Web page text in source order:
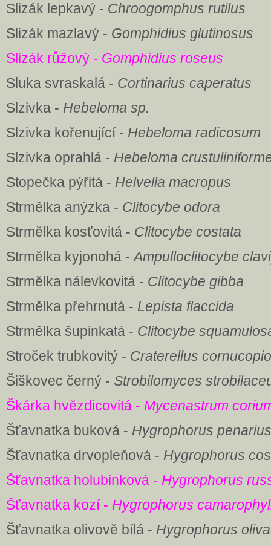
Slizák lepkavý - Chroogomphus rutilus
Slizák mazlavý - Gomphidius glutinosus
Slizák růžový - Gomphidius roseus
Sluka svraskalá - Cortinarius caperatus
Slzivka - Hebeloma sp.
Slzivka kořenující - Hebeloma radicosum
Slzivka oprahlá - Hebeloma
Stopečka pýřitá - Helvella macropus
Strmělka anýzka - Clitocybe odora
Strmělka kosťovitá - Clitocybe costata
Strmělka kyjonohá -Ampulloclitocybe
Strmělka nálevkovitá - Clitocybe gibba
Strmělka přehrnutá - Lepista flaccida
Strmělka šupinkatá - Clitocybe
Stroček trubkovitý - Craterellus
Šiškovec černý - Strobilomyces
Škárka hvězdicovitá - Mycenastrum
Šťavnatka buková - Hygrophorus penarius
Šťavnatka drvopleňová - Hygrophorus
Šťavnatka holubinková - Hygrophorus
Šťavnatka kozí - Hygrophorus
Šťavnatka olivově bílá - Hygrophorus